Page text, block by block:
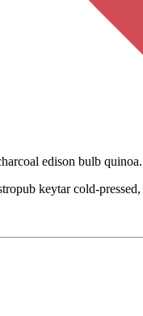
edison bulb quinoa.
keytar cold-